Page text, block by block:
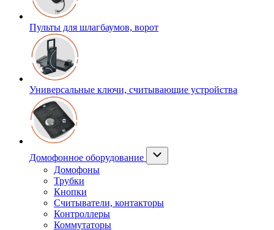
Пульты для шлагбаумов, ворот
Универсальные ключи, считывающие устройства
Домофонное оборудование
Домофоны
Трубки
Кнопки
Считыватели, контакторы
Контроллеры
Коммутаторы